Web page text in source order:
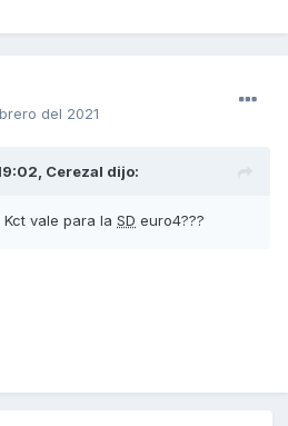
del 2021
Cerezal dijo:
vale para la SD euro4???